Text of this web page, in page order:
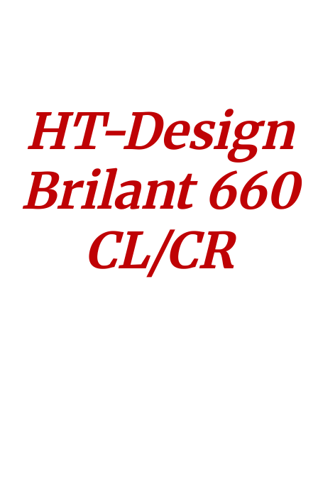
HT-Design
Brilant 660
CL/CR